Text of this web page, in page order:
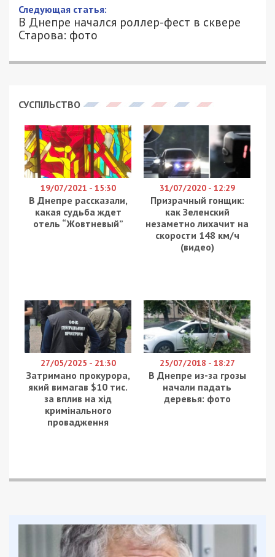
Следующая статья:
В Днепре начался роллер-фест в сквере
Старова: фото
СУСПІЛЬСТВО
19/07/2021 - 15:30
В Днепре рассказали,
какая судьба ждет
отель “Жовтневый”
31/07/2020 - 12:29
Призрачный гонщик:
как Зеленский
незаметно лихачит на
скорости 148 км/ч
(видео)
27/05/2025 - 21:30
Затримано прокурора,
який вимагав $10 тис.
за вплив на хід
кримінального
провадження
25/07/2018 - 18:27
В Днепре из-за грозы
начали падать
деревья: фото